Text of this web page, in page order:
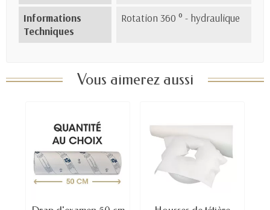
Informations
Techniques
Rotation 360 ° - hydraulique
Vous aimerez aussi